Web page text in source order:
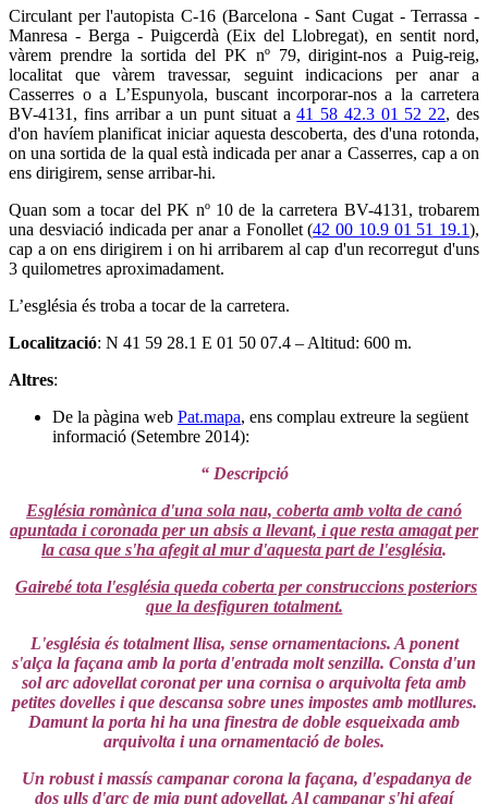
Circulant per l'autopista C-16 (Barcelona - Sant Cugat - Terrassa -
Manresa - Berga - Puigcerdà (Eix del Llobregat), en sentit nord,
vàrem prendre la sortida del PK nº 79, dirigint-nos a Puig-reig,
localitat que vàrem travessar, seguint indicacions per anar a
Casserres o a L’Espunyola, buscant incorporar-nos a la carretera
BV-4131, fins arribar a un punt situat a41 58 42.3 01 52 22, des
d'on havíem planificat iniciar aquesta descoberta, des d'una rotonda,
on una sortida de la qual està indicada per anar a Casserres, cap a on
ens dirigirem, sense arribar-hi.
Quan som a tocar del PK nº 10 de la carretera BV-4131, trobarem
una desviació indicada per anar a Fonollet (42 00 10.9 01 51 19.1),
cap a on ens dirigirem i on hi arribarem al cap d'un recorregut d'uns
3 quilometres aproximadament.
L’església és troba a tocar de la carretera.
Localització: N 41 59 28.1 E 01 50 07.4 – Altitud: 600 m.
Altres:
De la pàgina web Pat.mapa, ens complau extreure la següent
informació (Setembre 2014):
“ Descripció
Església romànica d'una sola nau, coberta amb volta de canó
apuntada i coronada per un absis a llevant, i que resta amagat per
la casa que s'ha afegit al mur d'aquesta part de l'església.
Gairebé tota l'església queda coberta per construccions posteriors
que la desfiguren totalment.
L'església és totalment llisa, sense ornamentacions. A ponent
s'alça la façana amb la porta d'entrada molt senzilla. Consta d'un
sol arc adovellat coronat per una cornisa o arquivolta feta amb
petites dovelles i que descansa sobre unes impostes amb motllures.
Damunt la porta hi ha una finestra de doble esqueixada amb
arquivolta i una ornamentació de boles.
Un robust i massís campanar corona la façana, d'espadanya de
dos ulls d'arc de mig punt adovellat. Al campanar s'hi afegí